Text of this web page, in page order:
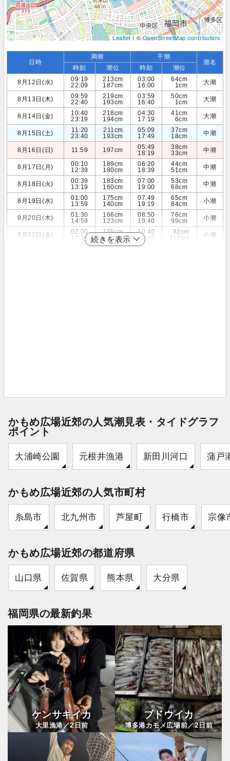
Leaflet| ©OpenStreetMap contributors
日時
満潮 干潮
潮名
時刻 潮位 時刻
潮位
8月12日(水)
09:19
22:09
213cm
187cm
03:00
16:00
64cm
1cm
大潮
8月13日(木)
09:59
22:40
219cm
193cm
03:59
16:40
50cm
1cm
大潮
8月14日(金)
10:40
23:19
218cm
194cm
04:30
17:19
41cm
6cm
大潮
8月15日(土)
11:20
23:40
211cm
193cm
05:09
17:49
37cm
18cm
中潮
8月16日(日) 11:59 197cm
05:49
18:19
38cm
33cm
中潮
8月17日(月)
00:10
12:39
189cm
180cm
06:20
18:39
44cm
51cm
中潮
8月18日(火)
00:39
13:19
183cm
160cm
07:00
19:00
53cm
68cm
中潮
8月19日(水)
01:00
13:59
175cm
140cm
07:49
19:19
65cm
84cm
小潮
8月20日(木)
01:30
14:59
166cm
123cm
08:50
19:40
76cm
99cm
小潮
8月21日(金)
02:00
17:39
155cm
115cm
10:40
20:40
82cm
112cm
小潮
続きを表示
かもめ広場近郊の人気潮見表・タイドグラフ
ポイント
大浦崎公園 元根井漁港 新田川河口 蒲戸
かもめ広場近郊の人気市町村
糸島市 北九州市 芦屋町 行橋市 宗像
かもめ広場近郊の都道府県
山口県 佐賀県 熊本県 大分県
福岡県の最新釣果
ケンサキイカ
大里漁港／2日前
ブドウイカ
博多港カモメ広場前／2日前